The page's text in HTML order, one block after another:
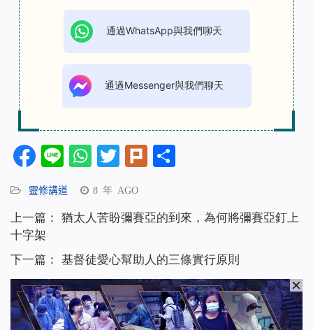
通過WhatsApp與我們聊天
通過Messenger與我們聊天
Facebook
LineWhatsApp
Twitter
Plurk
靈修講道 8 年 AGO
上一篇： 猶太人苦盼彌賽亞的到來，為何將彌賽亞釘上
十字架
下一篇： 基督徒愛心幫助人的三條實行原則